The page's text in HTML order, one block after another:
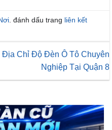
. đánh dấu trang liên kết
Địa Chỉ Độ Đèn Ô Tô Chuyên
Nghiệp Tại Quận 8